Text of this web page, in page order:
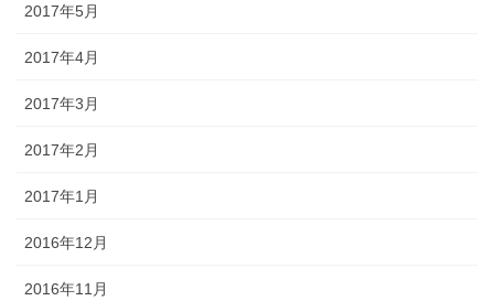
2017年5月
2017年4月
2017年3月
2017年2月
2017年1月
2016年12月
2016年11月